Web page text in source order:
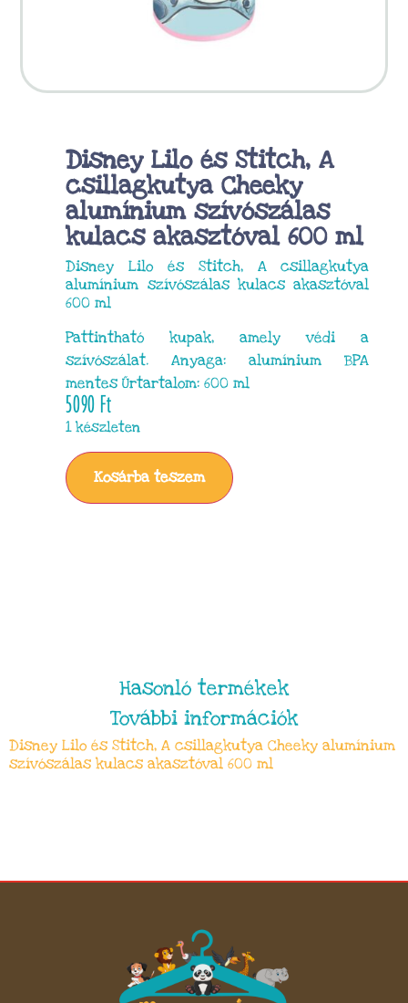
Disney Lilo és Stitch, A
csillagkutya Cheeky
alumínium szívószálas
kulacs akasztóval 600 ml
Disney Lilo és Stitch, A csillagkutya
alumínium szívószálas kulacs akasztóval
600 ml
Pattintható kupak, amely védi a
szívószálat. Anyaga: alumínium BPA
mentes Űrtartalom: 600 ml
5090Ft
1 készleten
Kosárba teszem
Hasonló termékek
További információk
Disney Lilo és Stitch, A csillagkutya Cheeky alumínium
szívószálas kulacs akasztóval 600 ml